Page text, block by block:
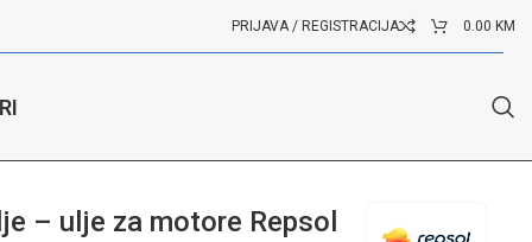
PRIJAVA / REGISTRACIJA 0.00 KM
– ulje za motore Repsol